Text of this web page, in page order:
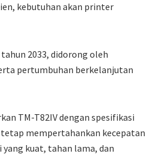
kebutuhan akan printer
2033, didorong oleh
pertumbuhan berkelanjutan
TM-T82IV dengan spesifikasi
mempertahankan kecepatan
kuat, tahan lama, dan